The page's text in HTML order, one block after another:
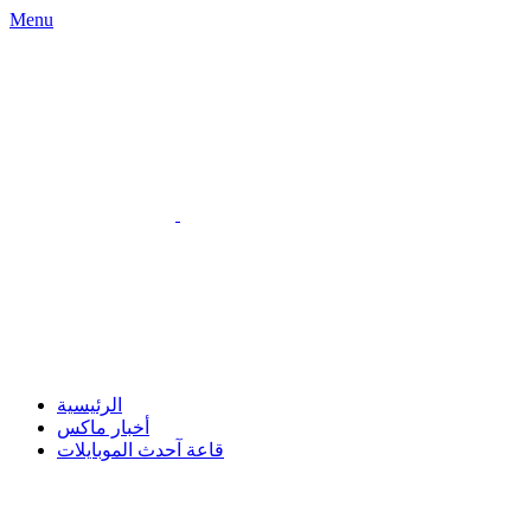
Menu
الرئيسية
أخبار ماكس
قاعة آحدث الموبايلات